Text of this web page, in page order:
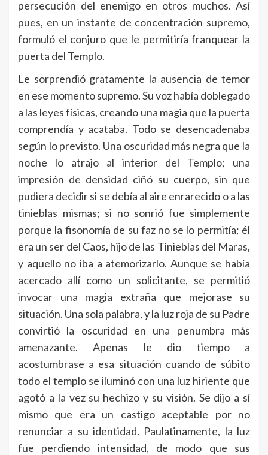
persecución del enemigo en otros muchos. Así
pues, en un instante de concentración supremo,
formuló el conjuro que le permitiría franquear la
puerta del Templo.
Le sorprendió gratamente la ausencia de temor
en ese momento supremo. Su voz había doblegado
a las leyes físicas, creando una magia que la puerta
comprendía y acataba. Todo se desencadenaba
según lo previsto. Una oscuridad más negra que la
noche lo atrajo al interior del Templo; una
impresión de densidad ciñó su cuerpo, sin que
pudiera decidir si se debía al aire enrarecido o a las
tinieblas mismas; si no sonrió fue simplemente
porque la fisonomía de su faz no se lo permitía; él
era un ser del Caos, hijo de las Tinieblas del Maras,
y aquello no iba a atemorizarlo. Aunque se había
acercado allí como un solicitante, se permitió
invocar una magia extraña que mejorase su
situación. Una sola palabra, y la luz roja de su Padre
convirtió la oscuridad en una penumbra más
amenazante. Apenas le dio tiempo a
acostumbrase a esa situación cuando de súbito
todo el templo se iluminó con una luz hiriente que
agotó a la vez su hechizo y su visión. Se dijo a sí
mismo que era un castigo aceptable por no
renunciar a su identidad. Paulatinamente, la luz
fue perdiendo intensidad, de modo que sus